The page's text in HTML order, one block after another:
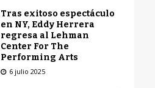
Tras exitoso espectáculo
en NY, Eddy Herrera
regresa al Lehman
Center For The
Performing Arts
6 julio 2025